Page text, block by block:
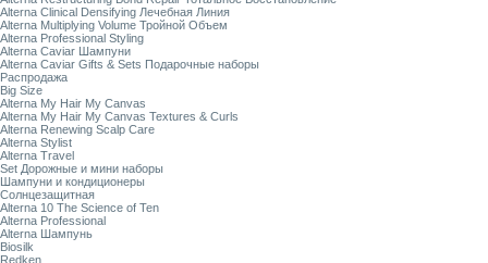
Alterna Clinical Densifying Лечебная Линия
Alterna Multiplying Volume Тройной Объем
Alterna Professional Styling
Alterna Caviar Шампуни
Alterna Caviar Gifts & Sets Подарочные наборы
Распродажа
Big Size
Alterna My Hair My Canvas
Alterna My Hair My Canvas Textures & Curls
Alterna Renewing Scalp Care
Alterna Stylist
Alterna Travel
Set Дорожные и мини наборы
Шампуни и кондиционеры
Солнцезащитная
Alterna 10 The Science of Ten
Alterna Professional
Alterna Шампунь
Biosilk
Redken